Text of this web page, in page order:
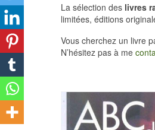
La sélection des livres
limitées, éditions
Vous cherchez un livre
N’hésitez pas à me